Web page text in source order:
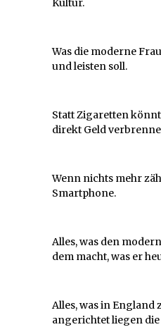
Kultur.
Was die moderne
und leisten soll.
Statt Zigaretten
direkt Geld
Wenn nichts mehr
Smartphone.
Alles, was den
dem macht, was er
Alles, was in England
angerichtet liegen